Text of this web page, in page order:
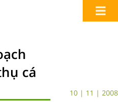
cá
10 | 11 | 2008